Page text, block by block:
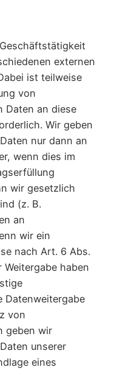
externen
ist teilweise
von
Daten an diese
Wir geben
nur dann an
wenn dies im
wir gesetzlich
(z. B.
an
wir ein
nach Art. 6 Abs.
Weitergabe haben
Datenweitergabe
von
geben wir
unserer
eines